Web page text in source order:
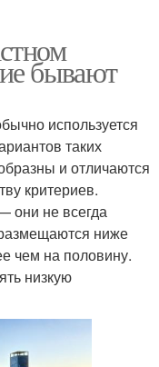
бывают
используется
таких
и отличаются
критериев.
они не всегда
ниже
чем на половину.
низкую